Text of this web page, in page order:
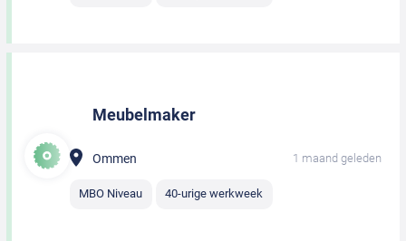
Meubelmaker
Ommen 1 maand geleden
MBO Niveau 40-urige werkweek